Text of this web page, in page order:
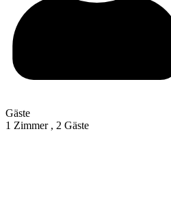
Gäste
1 Zimmer , 2 Gäste